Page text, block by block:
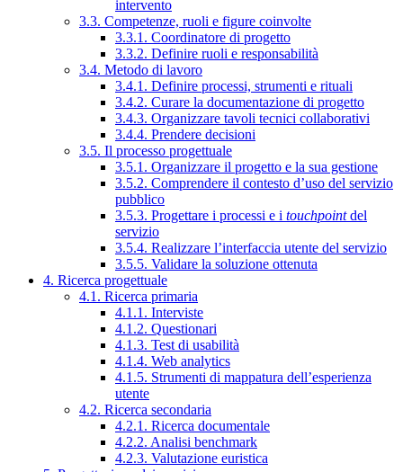
intervento
3.3. Competenze, ruoli e figure coinvolte
3.3.1. Coordinatore di progetto
3.3.2. Definire ruoli e responsabilità
3.4. Metodo di lavoro
3.4.1. Definire processi, strumenti e rituali
3.4.2. Curare la documentazione di progetto
3.4.3. Organizzare tavoli tecnici collaborativi
3.4.4. Prendere decisioni
3.5. Il processo progettuale
3.5.1. Organizzare il progetto e la sua gestione
3.5.2. Comprendere il contesto d’uso del servizio
pubblico
3.5.3. Progettare i processi e i touchpointdel
servizio
3.5.4. Realizzare l’interfaccia utente del servizio
3.5.5. Validare la soluzione ottenuta
4. Ricerca progettuale
4.1. Ricerca primaria
4.1.1. Interviste
4.1.2. Questionari
4.1.3. Test di usabilità
4.1.4. Web analytics
4.1.5. Strumenti di mappatura dell’esperienza
utente
4.2. Ricerca secondaria
4.2.1. Ricerca documentale
4.2.2. Analisi benchmark
4.2.3. Valutazione euristica